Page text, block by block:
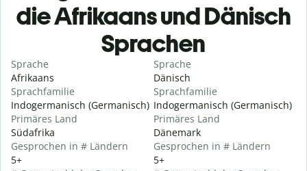
die Afrikaans und Dänisch
Sprachen
Sprache
Afrikaans
Sprachfamilie
Indogermanisch (Germanisch)
Primäres Land
Südafrika
Gesprochen in # Ländern
5+
Sprache
Dänisch
Sprachfamilie
Indogermanisch (Germanisch)
Primäres Land
Dänemark
Gesprochen in # Ländern
5+